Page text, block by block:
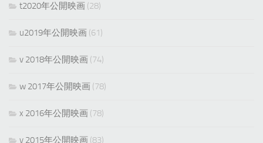
t2020年公開映画 (28)
u2019年公開映画 (61)
v 2018年公開映画 (74)
w 2017年公開映画 (78)
x 2016年公開映画 (78)
y 2015年公開映画 (83)